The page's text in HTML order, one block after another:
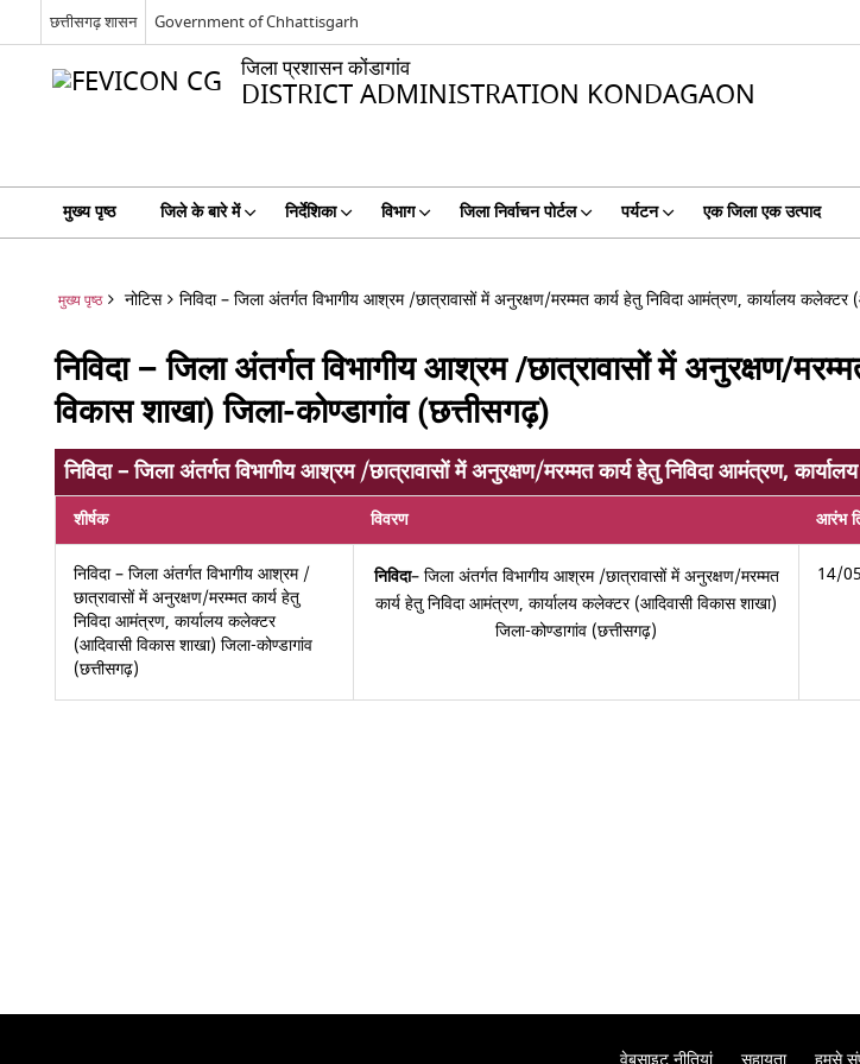
छत्तीसगढ़ शासन Government of Chhattisgarh
जिला प्रशासन कोंडागांव
DISTRICT ADMINISTRATION KONDAGAON
मुख्य पृष्ठ जिले के बारे में निर्देशिका विभाग जिला निर्वाचन पोर्टल पर्यटन एक जिला एक उत्पाद
मुख्य पृष्ठ नोटिस निविदा – जिला अंतर्गत विभागीय आश्रम /छात्रावासों में अनुरक्षण/मरम्मत कार्य हेतु निविदा आमंत्रण, कार्यालय कलेक्टर
निविदा – जिला अंतर्गत विभागीय आश्रम /छात्रावासों में अनुरक्षण/
विकास शाखा) जिला-कोण्डागांव (छत्तीसगढ़)
निविदा – जिला अंतर्गत विभागीय आश्रम /छात्रावासों में अनुरक्षण/मरम्मत कार्य हेतु निविदा आमंत्रण,
शीर्षक विवरण आरंभ
निविदा – जिला अंतर्गत विभागीय आश्रम /
छात्रावासों में अनुरक्षण/मरम्मत कार्य हेतु
निविदा आमंत्रण, कार्यालय कलेक्टर
(आदिवासी विकास शाखा) जिला-कोण्डागांव
(छत्तीसगढ़)
निविदा– जिला अंतर्गत विभागीय आश्रम /छात्रावासों में अनुरक्षण/मरम्मत
कार्य हेतु निविदा आमंत्रण, कार्यालय कलेक्टर (आदिवासी विकास शाखा)
जिला-कोण्डागांव (छत्तीसगढ़)
14/